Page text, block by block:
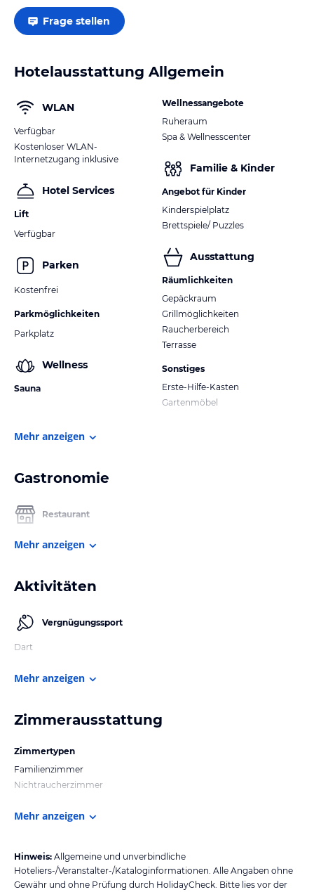
Frage stellen
Hotelausstattung Allgemein
WLAN
Verfügbar
Kostenloser WLAN-
Internetzugang inklusive
Hotel Services
Lift
Verfügbar
Parken
Kostenfrei
Parkmöglichkeiten
Parkplatz
Wellness
Sauna
Wellnessangebote
Ruheraum
Spa & Wellnesscenter
Familie & Kinder
Angebot für Kinder
Kinderspielplatz
Brettspiele/ Puzzles
Ausstattung
Räumlichkeiten
Gepäckraum
Grillmöglichkeiten
Raucherbereich
Terrasse
Sonstiges
Erste-Hilfe-Kasten
Gartenmöbel
Mehr anzeigen
Gastronomie
Restaurant
Mehr anzeigen
Aktivitäten
Vergnügungssport
Dart
Mehr anzeigen
Zimmerausstattung
Zimmertypen
Familienzimmer
Nichtraucherzimmer
Mehr anzeigen
Hinweis: Allgemeine und unverbindliche
Hoteliers-/Veranstalter-/Kataloginformationen. Alle Angaben ohne
Gewähr und ohne Prüfung durch HolidayCheck. Bitte lies vor der